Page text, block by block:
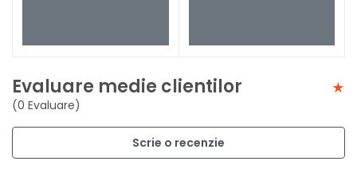
Evaluare medie clientilor
(0 Evaluare)
Scrie o recenzie